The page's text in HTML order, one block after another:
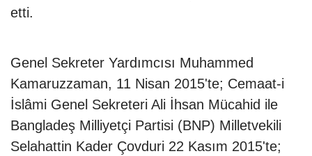
etti.
Genel Sekreter Yardımcısı Muhammed
Kamaruzzaman, 11 Nisan 2015'te; Cemaat-i
İslâmi Genel Sekreteri Ali İhsan Mücahid ile
Bangladeş Milliyetçi Partisi (BNP) Milletvekili
Selahattin Kader Çovduri 22 Kasım 2015'te;